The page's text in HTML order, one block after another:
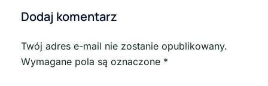
Dodaj komentarz
Twój adres e-mail nie zostanie opublikowany.
Wymagane pola są oznaczone *